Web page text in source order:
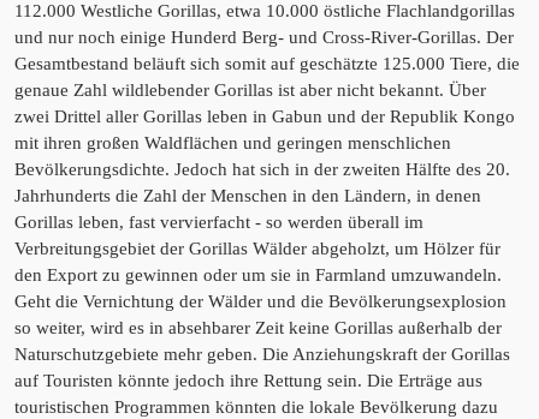
112.000 Westliche Gorillas, etwa 10.000 östliche Flachlandgorillas
und nur noch einige Hunderd Berg- und Cross-River-Gorillas. Der
Gesamtbestand beläuft sich somit auf geschätzte 125.000 Tiere, die
genaue Zahl wildlebender Gorillas ist aber nicht bekannt. Über
zwei Drittel aller Gorillas leben in Gabun und der Republik Kongo
mit ihren großen Waldflächen und geringen menschlichen
Bevölkerungsdichte. Jedoch hat sich in der zweiten Hälfte des 20.
Jahrhunderts die Zahl der Menschen in den Ländern, in denen
Gorillas leben, fast vervierfacht - so werden überall im
Verbreitungsgebiet der Gorillas Wälder abgeholzt, um Hölzer für
den Export zu gewinnen oder um sie in Farmland umzuwandeln.
Geht die Vernichtung der Wälder und die Bevölkerungsexplosion
so weiter, wird es in absehbarer Zeit keine Gorillas außerhalb der
Naturschutzgebiete mehr geben. Die Anziehungskraft der Gorillas
auf Touristen könnte jedoch ihre Rettung sein. Die Erträge aus
touristischen Programmen könnten die lokale Bevölkerung dazu